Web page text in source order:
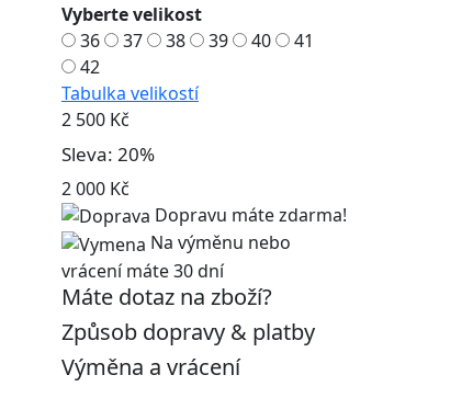
Vyberte velikost
36
37 38 39 40
41
42
Tabulka velikostí
2 500 Kč
Sleva: 20%
2 000 Kč
Dopravu máte zdarma!
Na výměnu nebo
vrácení máte 30 dní
Máte dotaz na zboží?
Způsob dopravy & platby
Výměna a vrácení